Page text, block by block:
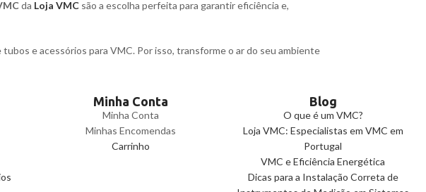
da Loja VMC são a escolha perfeita para garantir eficiência e,
e acessórios para VMC. Por isso, transforme o ar do seu ambiente
Minha Conta
Minha Conta
Minhas Encomendas
Carrinho
Blog
O que é um VMC?
Loja VMC: Especialistas em VMC em
Portugal
VMC e Eficiência Energética
Dicas para a Instalação Correta de